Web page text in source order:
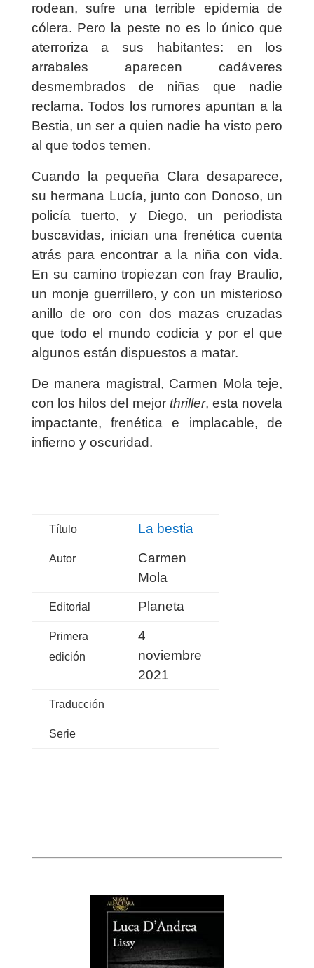
rodean, sufre una terrible epidemia de
cólera. Pero la peste no es lo único que
aterroriza a sus habitantes: en los
arrabales aparecen cadáveres
desmembrados de niñas que nadie
reclama. Todos los rumores apuntan a la
Bestia, un ser a quien nadie ha visto pero
al que todos temen.
Cuando la pequeña Clara desaparece,
su hermana Lucía, junto con Donoso, un
policía tuerto, y Diego, un periodista
buscavidas, inician una frenética cuenta
atrás para encontrar a la niña con vida.
En su camino tropiezan con fray Braulio,
un monje guerrillero, y con un misterioso
anillo de oro con dos mazas cruzadas
que todo el mundo codicia y por el que
algunos están dispuestos a matar.
De manera magistral, Carmen Mola teje,
con los hilos del mejor thriller, esta novela
impactante, frenética e implacable, de
infierno y oscuridad.
Título La bestia
Autor
Carmen
Mola
Editorial Planeta
Primera
edición
4
noviembre
2021
Traducción
Serie